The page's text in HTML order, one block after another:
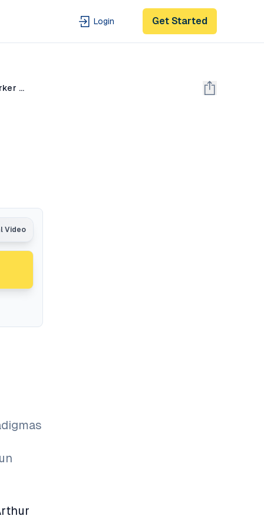
Login Get Started
PARADIGMAS /// «Descubriendo el futuro: los paradigmas» de Joel Arthur Barker (vídeo completo)
Video